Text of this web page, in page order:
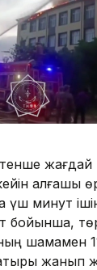
жағдай
алғашқы
үш минут
бойынша,
шамамен
жанып